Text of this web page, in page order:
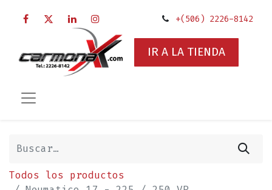
+(506) 2226-8142
IR A LA TIENDA
Todos los productos